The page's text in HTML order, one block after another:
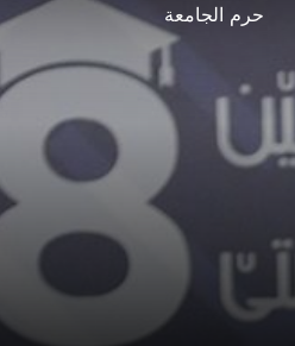
حرم الجامعة